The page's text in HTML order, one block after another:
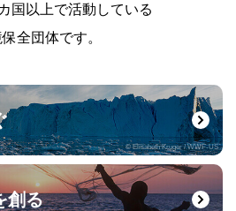
国以上で活動している
全団体です。
© Elisabeth Kruger / WWF-US
創る